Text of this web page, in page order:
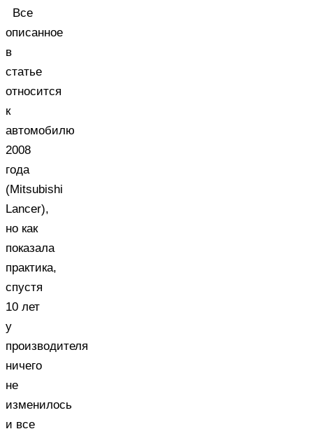
Все
описанное
в
статье
относится
к
автомобилю
2008
года
(Mitsubishi
Lancer),
но как
показала
практика,
спустя
10 лет
у
производителя
ничего
не
изменилось
и все